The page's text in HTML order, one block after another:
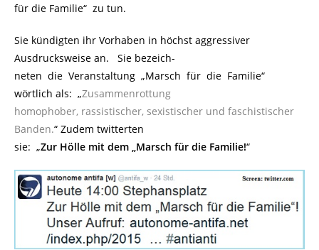
für die Familie“ zu tun.
Sie kündigten ihr Vorhaben in höchst aggressiver
Ausdrucksweise an. Sie bezeich-
neten die Veranstaltung „Marsch für die Familie“
wörtlich als: „Zusammenrottung
homophober, rassistischer, sexistischer und faschistischer
Banden.“ Zudem twitterten
sie: „Zur Hölle mit dem „Marsch für die Familie!“